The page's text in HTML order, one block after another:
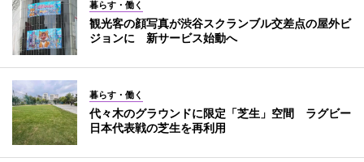
暮らす・働く
観光客の顔写真が渋谷スクランブル交差点の屋外ビ
ジョンに 新サービス始動へ
暮らす・働く
代々木のグラウンドに限定「芝生」空間 ラグビー
日本代表戦の芝生を再利用